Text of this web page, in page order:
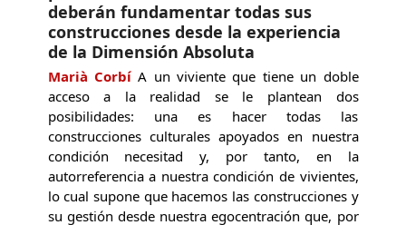
deberán fundamentar todas sus
construcciones desde la experiencia
de la Dimensión Absoluta
Marià CorbíA un viviente que tiene un doble
acceso a la realidad se le plantean dos
posibilidades: una es hacer todas las
construcciones culturales apoyados en nuestra
condición necesitad y, por tanto, en la
autorreferencia a nuestra condición de vivientes,
lo cual supone que hacemos las construcciones y
su gestión desde nuestra egocentración que, por